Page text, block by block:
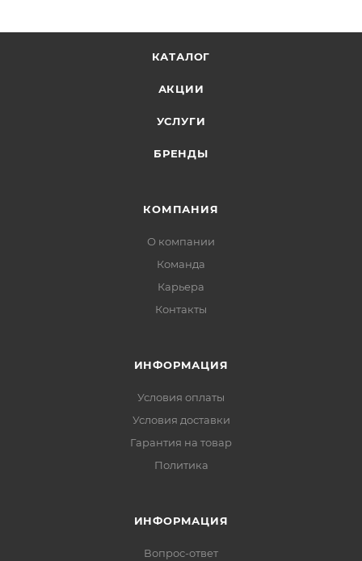
КАТАЛОГ
АКЦИИ
УСЛУГИ
БРЕНДЫ
КОМПАНИЯ
О компании
Команда
Карьера
Контакты
ИНФОРМАЦИЯ
Условия оплаты
Условия доставки
Гарантия на товар
Политика
ИНФОРМАЦИЯ
Вопрос-ответ